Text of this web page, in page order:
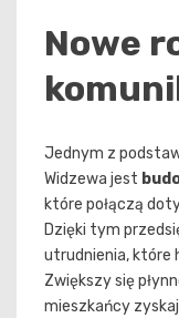
Nowe
Jednym z
Widzewa jest
które połączą
Dzięki tym
utrudnienia, które
Zwiększy się
mieszkańcy